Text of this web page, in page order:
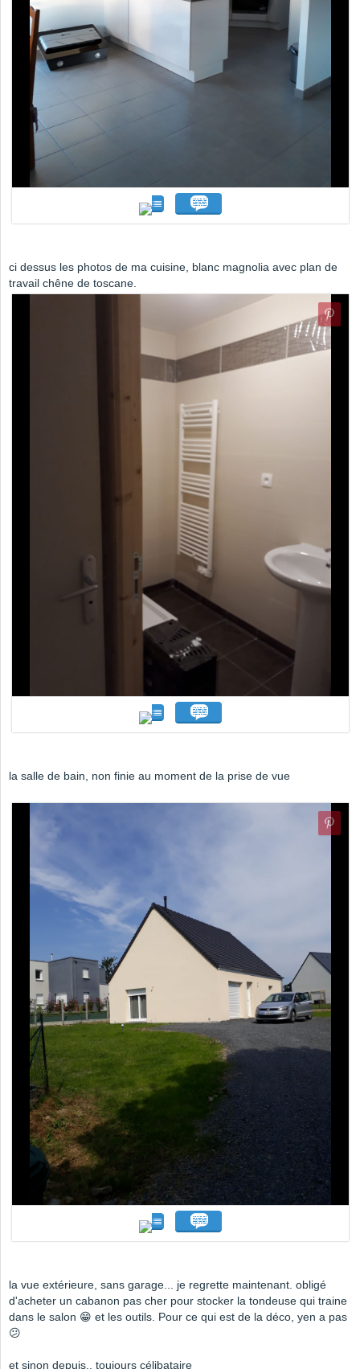
ci dessus les photos de ma cuisine, blanc magnolia avec plan de
travail chêne de toscane.
la salle de bain, non finie au moment de la prise de vue
la vue extérieure, sans garage... je regrette maintenant. obligé
d'acheter un cabanon pas cher pour stocker la tondeuse qui traine
dans le salon 😁 et les outils. Pour ce qui est de la déco, yen a pas
😕
et sinon depuis.. toujours célibataire